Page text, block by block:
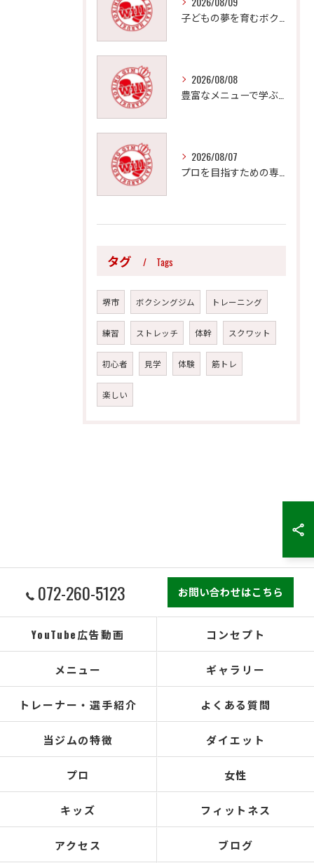
2026/08/08
2026/08/07
タグ Tags
堺市 ボクシングジム トレーニング
練習 ストレッチ 体幹 スクワット
初心者 見学 体験 筋トレ
楽しい
072-260-5123 お問い合わせはこちら
YouTube広告動画 コンセプト
メニュー ギャラリー
トレーナー・選手紹介 よくある質問
当ジムの特徴 ダイエット
プロ 女性
キッズ フィットネス
アクセス ブログ